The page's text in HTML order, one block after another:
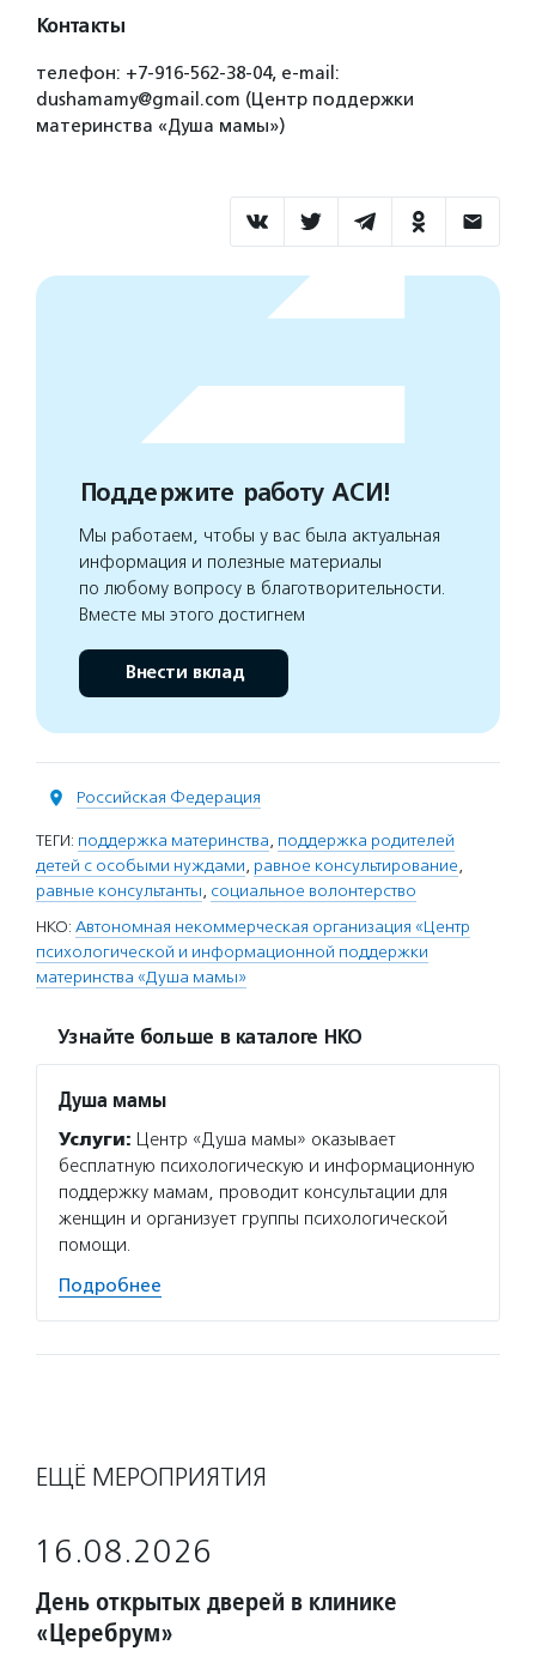
Контакты
телефон: +7-916-562-38-04, e-mail:
dushamamy@gmail.com (Центр поддержки
материнства «Душа мамы»)
Поддержите работу АСИ!
Мы работаем, чтобы у вас была актуальная
информация и полезные материалы
по любому вопросу в благотворительности.
Вместе мы этого достигнем
Внести вклад
Российская Федерация
ТЕГИ: поддержка материнства, поддержка родителей
детей с особыми нуждами, равное консультирование,
равные консультанты, социальное волонтерство
НКО: Автономная некоммерческая организация «Центр
психологической и информационной поддержки
материнства «Душа мамы»
Узнайте больше в каталоге НКО
Душа мамы
Услуги: Центр «Душа мамы» оказывает
бесплатную психологическую и информационную
поддержку мамам, проводит консультации для
женщин и организует группы психологической
помощи.
Подробнее
ЕЩЁ МЕРОПРИЯТИЯ
16.08.2026
День открытых дверей в клинике
«Церебрум»